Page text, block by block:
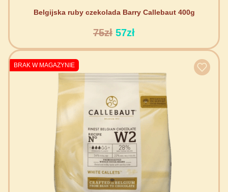
Belgijska ruby czekolada Barry Callebaut 400g
75zł 57zł
BRAK W MAGAZYNIE